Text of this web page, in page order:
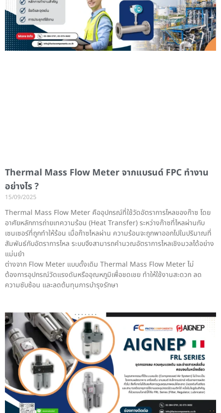
Thermal Mass Flow Meter จากแบรนด์ FPC ทำงาน
อย่างไร ?
15/09/2025
Thermal Mass Flow Meter คืออุปกรณ์ที่ใช้วัดอัตราการไหลของก๊าซ โดย
อาศัยหลักการถ่ายเทความร้อน (Heat Transfer) ระหว่างก๊าซที่ไหลผ่านกับ
เซนเซอร์ที่ถูกทำให้ร้อน เมื่อก๊าซไหลผ่าน ความร้อนจะถูกพาออกไปในปริมาณที่
สัมพันธ์กับอัตราการไหล ระบบจึงสามารถคำนวณอัตราการไหลเชิงมวลได้อย่าง
แม่นยำ
ต่างจาก Flow Meter แบบดั้งเดิม Thermal Mass Flow Meter ไม่
ต้องการอุปกรณ์วัดแรงดันหรืออุณหภูมิเพื่อชดเชย ทำให้ใช้งานสะดวก ลด
ความซับซ้อน และลดต้นทุนการบำรุงรักษา